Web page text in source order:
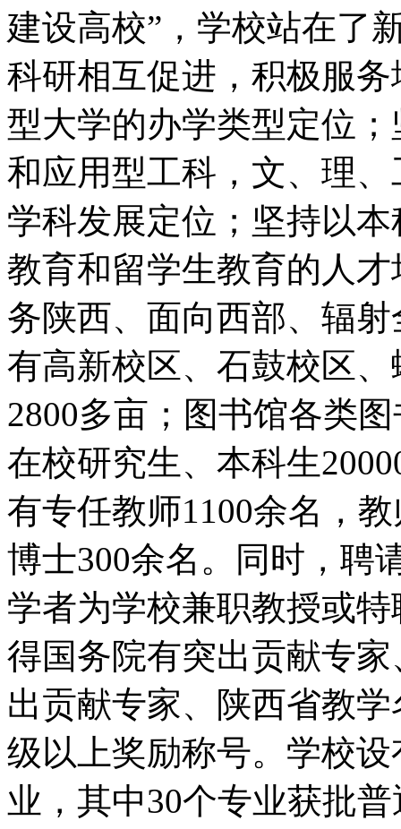
建设高校”，学校站在了
科研相互促进，积极服
型大学的办学类型定位
和应用型工科，文、理
学科发展定位；坚持以
教育和留学生教育的人
务陕西、面向西部、辐
有高新校区、石鼓校区
2800多亩；图书馆各类
在校研究生、本科生
有专任教师1100余名，
博士300余名。同时，聘
学者为学校兼职教授或
得国务院有突出贡献专
出贡献专家、陕西省教
级以上奖励称号。学校
业，其中30个专业获批